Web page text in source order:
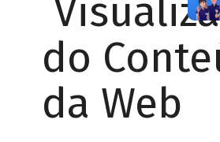
do
da Web